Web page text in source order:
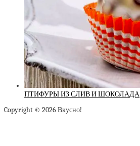
ПТИФУРЫ ИЗ СЛИВ И ШОКОЛАДА
Copyright © 2026 Вкусно!